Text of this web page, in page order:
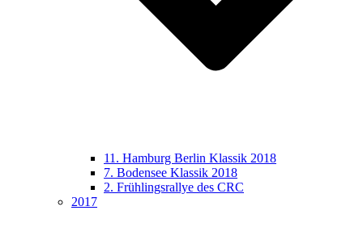
11. Hamburg Berlin Klassik 2018
7. Bodensee Klassik 2018
2. Frühlingsrallye des CRC
2017